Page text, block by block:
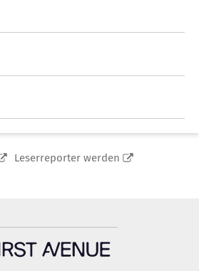
Leserreporter werden